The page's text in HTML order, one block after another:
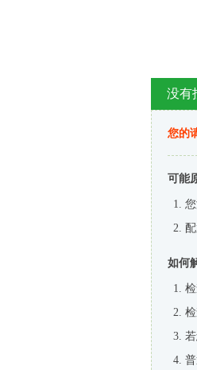
没有
您的
可能
如何